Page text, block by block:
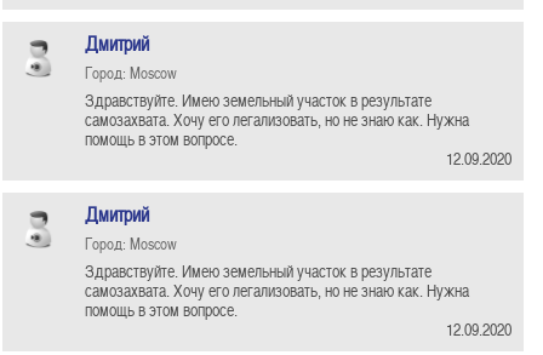
Дмитрий
Город: Moscow
Здравствуйте. Имею земельный участок в результате
самозахвата. Хочу его легализовать, но не знаю как. Нужна
помощь в этом вопросе.
12.09.2020
Дмитрий
Город: Moscow
Здравствуйте. Имею земельный участок в результате
самозахвата. Хочу его легализовать, но не знаю как. Нужна
помощь в этом вопросе.
12.09.2020